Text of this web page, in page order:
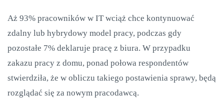
Aż 93% pracowników w IT wciąż chce kontynuować
zdalny lub hybrydowy model pracy, podczas gdy
pozostałe 7% deklaruje pracę z biura. W przypadku
zakazu pracy z domu, ponad połowa respondentów
stwierdziła, że w obliczu takiego postawienia sprawy, będą
rozglądać się za nowym pracodawcą.